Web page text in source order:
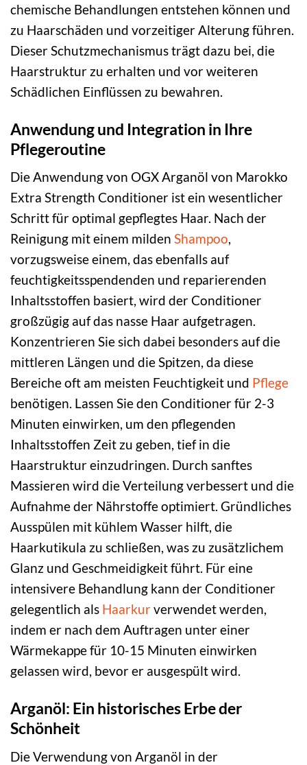
chemische Behandlungen entstehen können und
zu Haarschäden und vorzeitiger Alterung führen.
Dieser Schutzmechanismus trägt dazu bei, die
Haarstruktur zu erhalten und vor weiteren
Schädlichen Einflüssen zu bewahren.
Anwendung und Integration in Ihre
Pflegeroutine
Die Anwendung von OGX Arganöl von Marokko
Extra Strength Conditioner ist ein wesentlicher
Schritt für optimal gepflegtes Haar. Nach der
Reinigung mit einem milden Shampoo,
vorzugsweise einem, das ebenfalls auf
feuchtigkeitsspendenden und reparierenden
Inhaltsstoffen basiert, wird der Conditioner
großzügig auf das nasse Haar aufgetragen.
Konzentrieren Sie sich dabei besonders auf die
mittleren Längen und die Spitzen, da diese
Bereiche oft am meisten Feuchtigkeit und Pflege
benötigen. Lassen Sie den Conditioner für 2-3
Minuten einwirken, um den pflegenden
Inhaltsstoffen Zeit zu geben, tief in die
Haarstruktur einzudringen. Durch sanftes
Massieren wird die Verteilung verbessert und die
Aufnahme der Nährstoffe optimiert. Gründliches
Ausspülen mit kühlem Wasser hilft, die
Haarkutikula zu schließen, was zu zusätzlichem
Glanz und Geschmeidigkeit führt. Für eine
intensivere Behandlung kann der Conditioner
gelegentlich als Haarkurverwendet werden,
indem er nach dem Auftragen unter einer
Wärmekappe für 10-15 Minuten einwirken
gelassen wird, bevor er ausgespült wird.
Arganöl: Ein historisches Erbe der
Schönheit
Die Verwendung von Arganöl in der